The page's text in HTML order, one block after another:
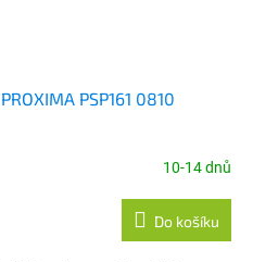
PSP161 0810
10-14 dnů
Do košíku